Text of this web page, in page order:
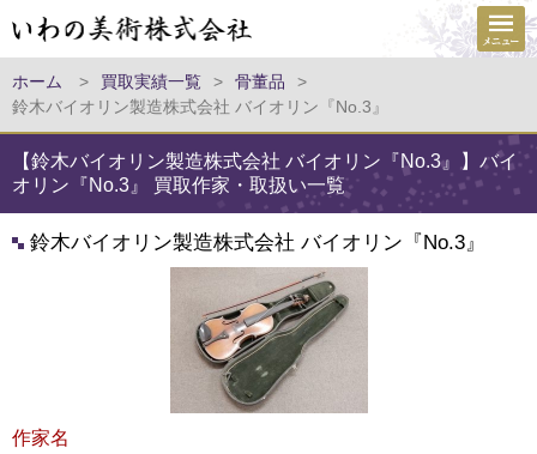
ホーム > 買取実績一覧 > 骨董品
>
鈴木バイオリン製造株式会社 バイオリン『No.3』
【鈴木バイオリン製造株式会社 バイオリン『No.3』】バイ
オリン『No.3』 買取作家・取扱い一覧
鈴木バイオリン製造株式会社 バイオリン『No.3』
作家名